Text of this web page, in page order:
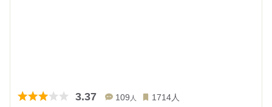
3.37 109 人 1714人